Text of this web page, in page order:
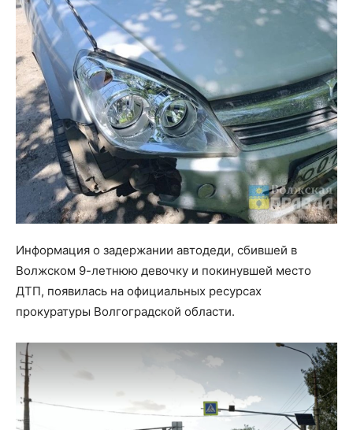
Информация о задержании автодеди, сбившей в
Волжском 9-летнюю девочку и покинувшей место
ДТП, появилась на официальных ресурсах
прокуратуры Волгоградской области.